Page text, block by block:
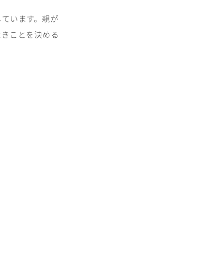
います。親が
ことを決める